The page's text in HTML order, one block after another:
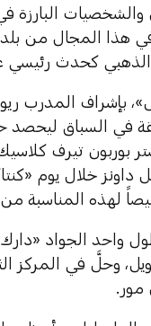
البارزة
هذا المجال من
كحدث رئيسي
بإشراف المدرب
الساحر»، 1:33:98 دقيقة
بوربون تيرف
خلال يوم
المناسبة من
واحد الجواد «دارك
وحلَّ في المركز
مور.